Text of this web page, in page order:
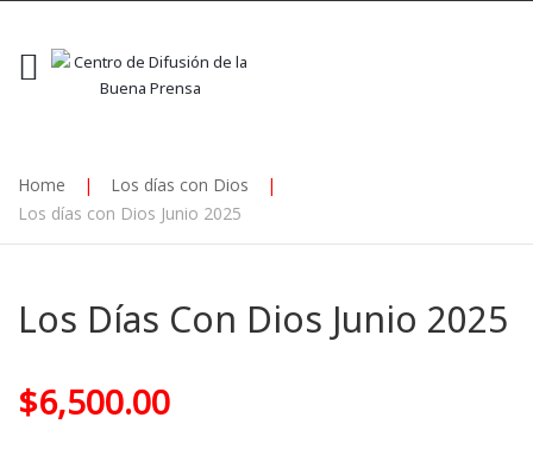
Home | Los días con Dios
|
Los días con Dios Junio 2025
Los Días Con Dios Junio 2025
$6,500.00